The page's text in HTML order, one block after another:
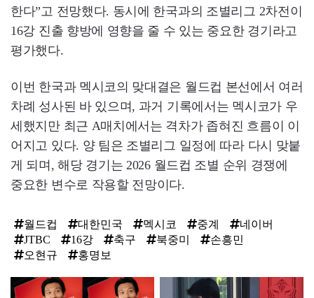
한다”고 전망했다. 동시에 한국과의 조별리그 2차전이
16강 진출 향방에 영향을 줄 수 있는 중요한 경기라고
평가했다.
이번 한국과 멕시코의 맞대결은 월드컵 본선에서 여러
차례 성사된 바 있으며, 과거 기록에서는 멕시코가 우
세했지만 최근 A매치에서는 격차가 좁혀진 흐름이 이
어지고 있다. 양 팀은 조별리그 일정에 따라 다시 맞붙
게 되며, 해당 경기는 2026 월드컵 조별 순위 경쟁에
중요한 변수로 작용할 전망이다.
월드컵 대한민국 멕시코 중계
네이버
JTBC
16강 축구 북중미
손흥민
오현규
홍명보
탑